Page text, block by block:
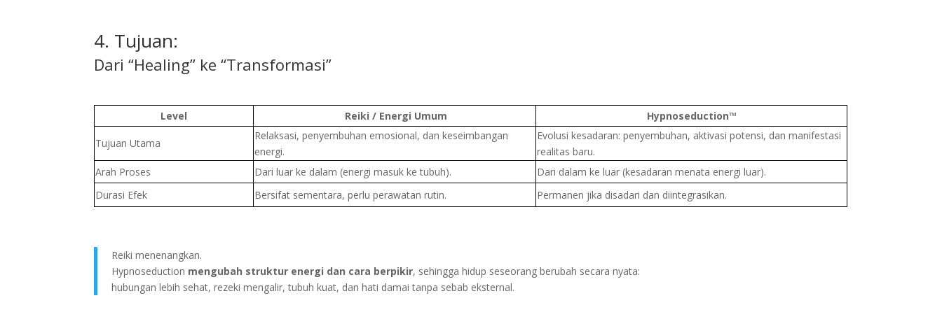
4. Tujuan:
Dari “Healing” ke “Transformasi”
Level Reiki / Energi Umum Hypnoseduction™
Tujuan Utama
Relaksasi, penyembuhan emosional, dan keseimbangan
energi.
Evolusi kesadaran: penyembuhan, aktivasi potensi, dan manifestasi
realitas baru.
Arah Proses
Dari luar ke dalam (energi masuk ke tubuh).
Dari dalam ke luar (kesadaran menata energi luar).
Durasi Efek
Bersifat sementara, perlu perawatan rutin. Permanen jika disadari dan diintegrasikan.
Reiki menenangkan.
Hypnoseduction mengubah struktur energi dan cara berpikir, sehingga hidup seseorang berubah secara nyata:
hubungan lebih sehat, rezeki mengalir, tubuh kuat, dan hati damai tanpa sebab eksternal.